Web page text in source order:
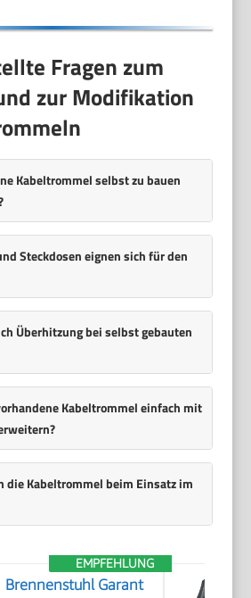
Fragen zum
zur Modifikation
Kabeltrommel selbst zu bauen
Steckdosen eignen sich für den
Überhitzung bei selbst gebauten
Kabeltrommel einfach mit
die Kabeltrommel beim Einsatz im
EMPFEHLUNG
Brennenstuhl Garant